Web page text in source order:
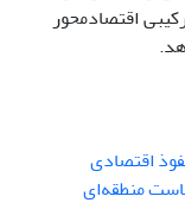
اقتصادمحور
اقتصادی
منطقه‌ای